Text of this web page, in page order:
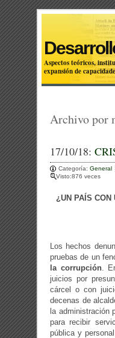
Aspectos teóricos,
expansión de
Archivo por
17/10/18:
Categoría: General
Visto:876 veces
¿UN PAÍS CON
Los hechos
pruebas de un
la corrupción.
juicios por
cárcel o con
decenas de
la administración
para recibir
pública y